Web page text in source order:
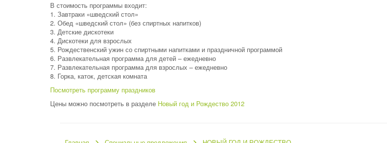
В стоимость программы входит:
1. Завтраки «шведский стол»
2. Обед «шведский стол» (без спиртных напитков)
3. Детские дискотеки
4. Дискотеки для взрослых
5. Рождественский ужин со спиртными напитками и праздничной программой
6. Развлекательная программа для детей – ежедневно
7. Развлекательная программа для взрослых – ежедневно
8. Горка, каток, детская комната
Посмотреть программу праздников
Цены можно посмотреть в разделе Новый год и Рождество 2012